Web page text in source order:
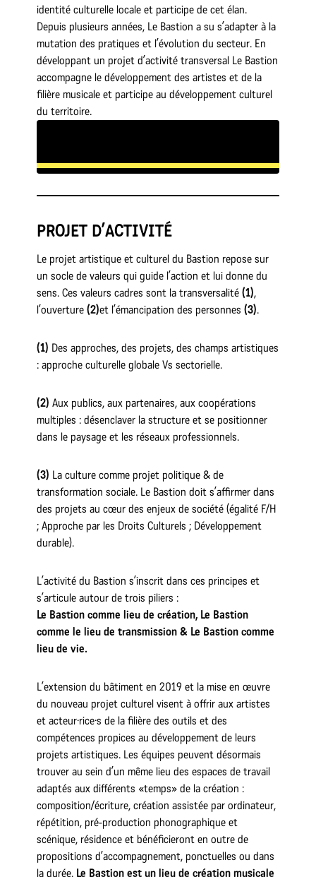
identité culturelle locale et participe de cet élan.
Depuis plusieurs années, Le Bastion a su s’adapter à la
mutation des pratiques et l’évolution du secteur. En
développant un projet d’activité transversal Le Bastion
accompagne le développement des artistes et de la
filière musicale et participe au développement culturel
du territoire.
PROJET D’ACTIVITÉ
Le projet artistique et culturel du Bastion repose sur
un socle de valeurs qui guide l’action et lui donne du
sens. Ces valeurs cadres sont la transversalité(1),
l’ouverture(2)et l’émancipation des personnes(3).
(1) Des approches, des projets, des champs artistiques
: approche culturelle globale Vs sectorielle.
(2) Aux publics, aux partenaires, aux coopérations
multiples : désenclaver la structure et se positionner
dans le paysage et les réseaux professionnels.
(3) La culture comme projet politique & de
transformation sociale. Le Bastion doit s’affirmer dans
des projets au cœur des enjeux de société (égalité F/H
; Approche par les Droits Culturels ; Développement
durable).
L’activité du Bastion s’inscrit dans ces principes et
s’articule autour de trois piliers :
Le Bastion comme lieu de création, Le Bastion
comme le lieu de transmission & Le Bastion comme
lieu de vie.
L’extension du bâtiment en 2019 et la mise en œuvre
du nouveau projet culturel visent à offrir aux artistes
et acteur·rice·s de la filière des outils et des
compétences propices au développement de leurs
projets artistiques. Les équipes peuvent désormais
trouver au sein d’un même lieu des espaces de travail
adaptés aux différents «temps» de la création :
composition/écriture, création assistée par ordinateur,
répétition, pré-production phonographique et
scénique, résidence et bénéficieront en outre de
propositions d’accompagnement, ponctuelles ou dans
la durée. Le Bastion est un lieu de création musicale